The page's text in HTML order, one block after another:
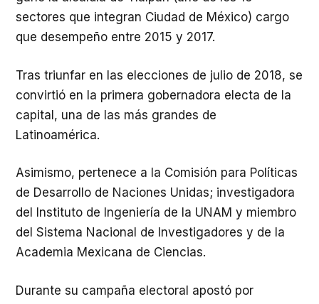
sectores que integran Ciudad de México) cargo
que desempeño entre 2015 y 2017.
Tras triunfar en las elecciones de julio de 2018, se
convirtió en la primera gobernadora electa de la
capital, una de las más grandes de
Latinoamérica.
Asimismo, pertenece a la Comisión para Políticas
de Desarrollo de Naciones Unidas; investigadora
del Instituto de Ingeniería de la UNAM y miembro
del Sistema Nacional de Investigadores y de la
Academia Mexicana de Ciencias.
Durante su campaña electoral apostó por